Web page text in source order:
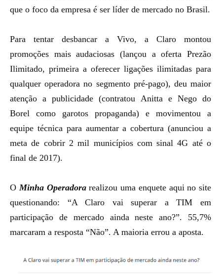
que o foco da empresa é ser líder de mercado no Brasil.
Para tentar desbancar a Vivo, a Claro montou
promoções mais audaciosas (lançou a oferta Prezão
Ilimitado, primeira a oferecer ligações ilimitadas para
qualquer operadora no segmento pré-pago), deu maior
atenção a publicidade (contratou Anitta e Nego do
Borel como garotos propaganda) e movimentou a
equipe técnica para aumentar a cobertura (anunciou a
meta de cobrir 2 mil municípios com sinal 4G até o
final de 2017).
OMinha Operadorarealizou uma enquete aqui no site
questionando: “A Claro vai superar a TIM em
participação de mercado ainda neste ano?”. 55,7%
marcaram a resposta “Não”. A maioria errou a aposta.